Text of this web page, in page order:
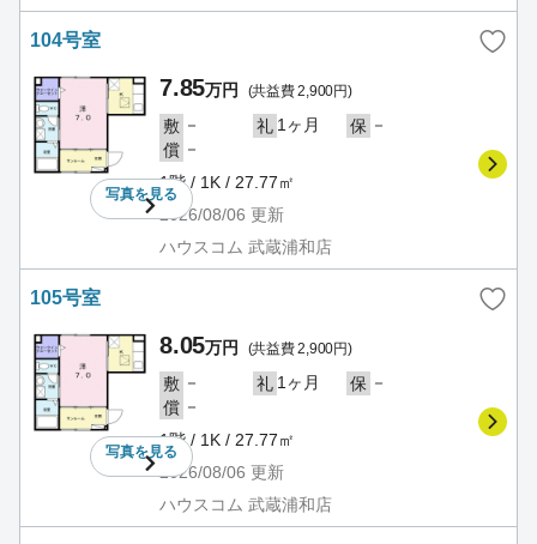
104号室
写真を見る
7.85万円 (共益費 2,900円)
敷 － 礼 1ヶ月 保 －
償 －
1階 / 1K / 27.77㎡
2026/08/06 更新
ハウスコム 武蔵浦和店
105号室
写真を見る
8.05万円 (共益費 2,900円)
敷 － 礼 1ヶ月 保 －
償 －
1階 / 1K / 27.77㎡
2026/08/06 更新
ハウスコム 武蔵浦和店